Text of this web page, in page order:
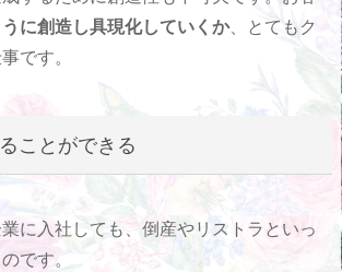
に創造し具現化していくか、とてもク
です。
ことができる
に入社しても、倒産やリストラといっ
です。